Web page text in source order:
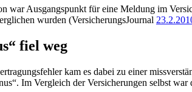
war Ausgangspunkt für eine Meldung im
wurden (VersicherungsJournal
fiel weg
kam es dabei zu einer
Im Vergleich der Versicherungen selbst